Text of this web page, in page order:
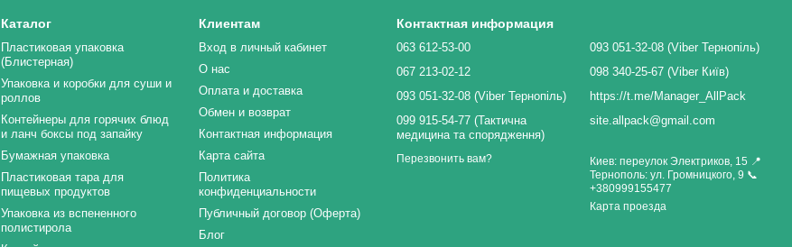
Каталог
Пластиковая упаковка
(Блистерная)
Упаковка и коробки для суши и
роллов
Контейнеры для горячих блюд
и ланч боксы под запайку
Бумажная упаковка
Пластиковая тара для
пищевых продуктов
Упаковка из вспененного
полистирола
Клиентам
Вход в личный кабинет
О нас
Оплата и доставка
Обмен и возврат
Контактная информация
Карта сайта
Политика
конфиденциальности
Публичный договор (Оферта)
Блог
Контактная информация
063 612-53-00
067 213-02-12
093 051-32-08 (Viber Тернопіль)
099 915-54-77 (Тактична
медицина та спорядження)
Перезвонить вам?
093 051-32-08 (Viber Тернопіль)
098 340-25-67 (Viber Київ)
https://t.me/Manager_AllPack
site.allpack@gmail.com
Киев: переулок Электриков, 15 📍
Тернополь: ул. Громницкого, 9 📞
+380999155477
Карта проезда